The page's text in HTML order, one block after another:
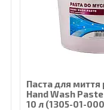
Паста для миття
Hand Wash
10 л (1305-01-